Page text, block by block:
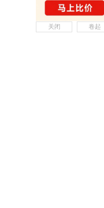
关闭 卷起